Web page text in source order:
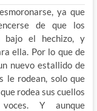
ya que
de que los
bajo el hechizo, y
ella. Por lo que de
nuevo estallido de
le rodean, solo que
rodea sus cuellos
Y aunque